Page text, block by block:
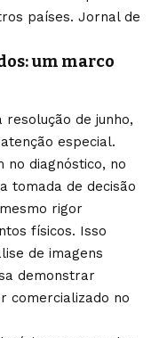
países. Jornal de
um marco
resolução de junho,
especial.
no diagnóstico, no
tomada de decisão
rigor
físicos. Isso
de imagens
demonstrar
comercializado no